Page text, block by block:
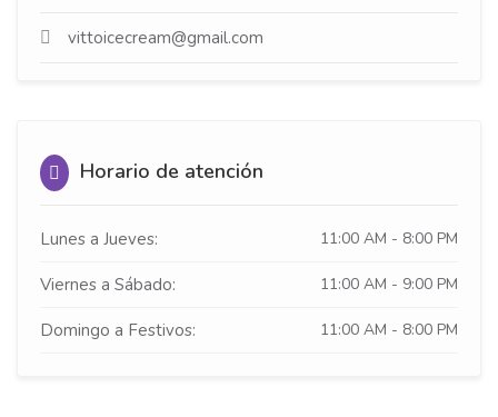
vittoicecream@gmail.com
Horario de atención
Lunes a Jueves: 11:00 AM - 8:00 PM
Viernes a Sábado: 11:00 AM - 9:00 PM
Domingo a Festivos: 11:00 AM - 8:00 PM